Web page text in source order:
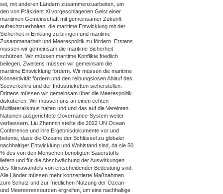
sei, mit anderen Ländern zusammenzuarbeiten, um
den von Präsident Xi vorgeschlagenen Geist einer
maritimen Gemeinschaft mit gemeinsamer Zukunft
aufrechtzuerhalten, die maritime Entwicklung mit der
Sicherheit in Einklang zu bringen und maritime
Zusammenarbeit und Meerespolitik zu fördern. Erstens
müssen wir gemeinsam die maritime Sicherheit
schützen. Wir müssen maritime Konflikte friedlich
beilegen. Zweitens müssen wir gemeinsam die
maritime Entwicklung fördern. Wir müssen die maritime
Konnektivität fördern und den reibungslosen Ablauf des
Seeverkehrs und der Industrieketten sicherstellen.
Drittens müssen wir gemeinsam über die Meerespolitik
diskutieren. Wir müssen uns an einen echten
Multilateralismus halten und und das auf die Vereinten
Nationen ausgerichtete Governance-System weiter
verbessern. Liu Zhenmin stellte die 2022 UN Ocean
Conference und ihre Ergebnisdokumente vor und
betonte, dass die Ozeane der Schlüssel zu globaler
nachhaltiger Entwicklung und Wohlstand sind, da sie 50
% des von den Menschen benötigten Sauerstoffs
liefern und für die Abschwächung der Auswirkungen
des Klimawandels von entscheidender Bedeutung sind.
Alle Länder müssen mehr konzertierte Maßnahmen
zum Schutz und zur friedlichen Nutzung der Ozean-
und Meeresressourcen ergreifen, um eine nachhaltige